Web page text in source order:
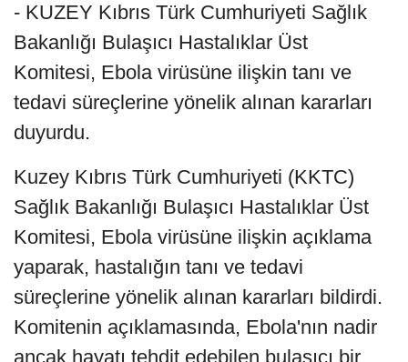
- KUZEY Kıbrıs Türk Cumhuriyeti Sağlık
Bakanlığı Bulaşıcı Hastalıklar Üst
Komitesi, Ebola virüsüne ilişkin tanı ve
tedavi süreçlerine yönelik alınan kararları
duyurdu.
Kuzey Kıbrıs Türk Cumhuriyeti (KKTC)
Sağlık Bakanlığı Bulaşıcı Hastalıklar Üst
Komitesi, Ebola virüsüne ilişkin açıklama
yaparak, hastalığın tanı ve tedavi
süreçlerine yönelik alınan kararları bildirdi.
Komitenin açıklamasında, Ebola'nın nadir
ancak hayatı tehdit edebilen bulaşıcı bir